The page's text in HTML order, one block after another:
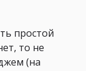
простой
то не
(на